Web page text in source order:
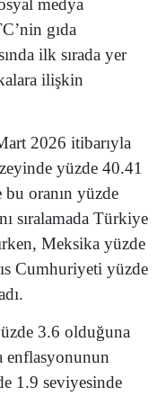
medya
gıda
ilk sırada yer
ilişkin
2026 itibarıyla
yüzde 40.41
oranın yüzde
sıralamada Türkiye
Meksika yüzde
Cumhuriyeti yüzde
3.6 olduğuna
enflasyonunun
1.9 seviyesinde